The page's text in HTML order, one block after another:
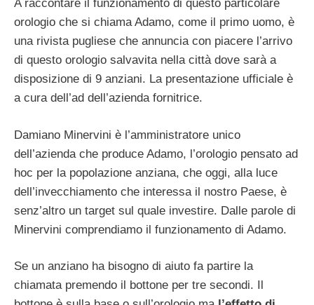
A raccontare il funzionamento di questo particolare
orologio che si chiama Adamo, come il primo uomo, è
una rivista pugliese che annuncia con piacere l’arrivo
di questo orologio salvavita nella città dove sarà a
disposizione di 9 anziani. La presentazione ufficiale è
a cura dell’ad dell’azienda fornitrice.
Damiano Minervini è l’amministratore unico
dell’azienda che produce Adamo, l’orologio pensato ad
hoc per la popolazione anziana, che oggi, alla luce
dell’invecchiamento che interessa il nostro Paese, è
senz’altro un target sul quale investire. Dalle parole di
Minervini comprendiamo il funzionamento di Adamo.
Se un anziano ha bisogno di aiuto fa partire la
chiamata premendo il bottone per tre secondi. Il